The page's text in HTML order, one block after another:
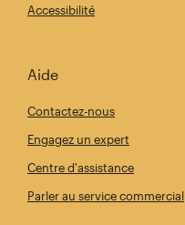
Accessibilité
Aide
Contactez-nous
Engagez un expert
Centre d'assistance
Parler au service commercial